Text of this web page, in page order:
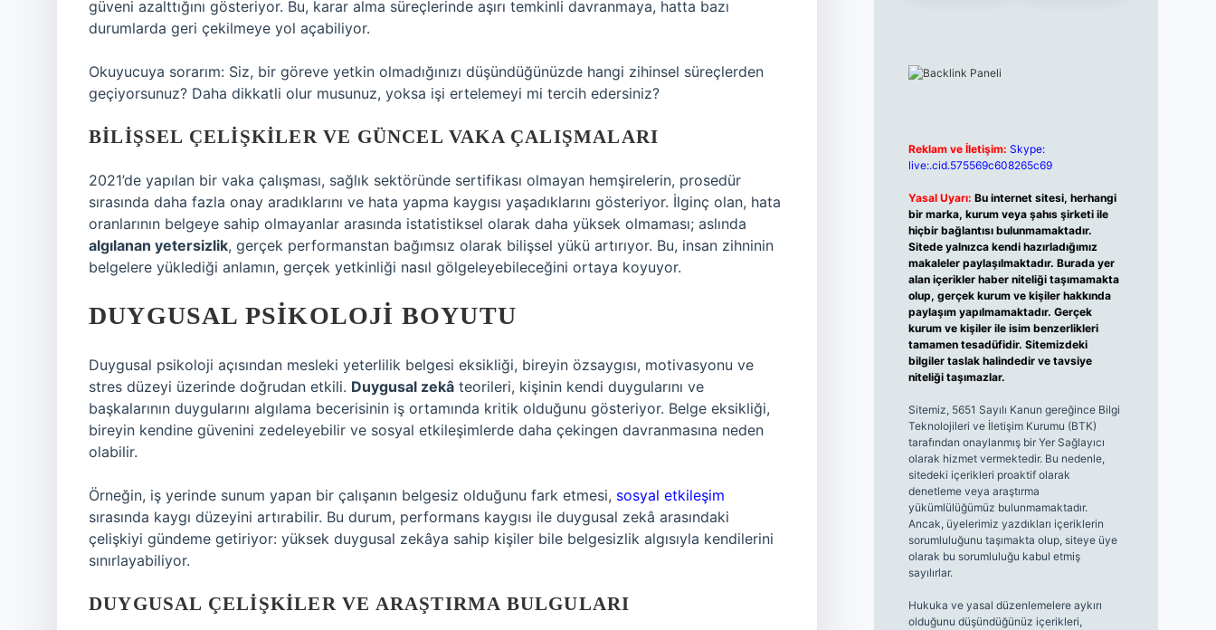
güveni azalttığını gösteriyor. Bu, karar alma süreçlerinde aşırı temkinli davranmaya, hatta bazı
durumlarda geri çekilmeye yol açabiliyor.
Okuyucuya sorarım: Siz, bir göreve yetkin olmadığınızı düşündüğünüzde hangi zihinsel süreçlerden
geçiyorsunuz? Daha dikkatli olur musunuz, yoksa işi ertelemeyi mi tercih edersiniz?
BILIŞSEL ÇELIŞKILER VE GÜNCEL VAKA ÇALIŞMALARI
2021’de yapılan bir vaka çalışması, sağlık sektöründe sertifikası olmayan hemşirelerin, prosedür
sırasında daha fazla onay aradıklarını ve hata yapma kaygısı yaşadıklarını gösteriyor. İlginç olan, hata
oranlarının belgeye sahip olmayanlar arasında istatistiksel olarak daha yüksek olmaması; aslında
algılanan yetersizlik, gerçek performanstan bağımsız olarak bilişsel yükü artırıyor. Bu, insan zihninin
belgelere yüklediği anlamın, gerçek yetkinliği nasıl gölgeleyebileceğini ortaya koyuyor.
DUYGUSAL PSIKOLOJI BOYUTU
Duygusal psikoloji açısından mesleki yeterlilik belgesi eksikliği, bireyin özsaygısı, motivasyonu ve
stres düzeyi üzerinde doğrudan etkili. Duygusal zekâ teorileri, kişinin kendi duygularını ve
başkalarının duygularını algılama becerisinin iş ortamında kritik olduğunu gösteriyor. Belge eksikliği,
bireyin kendine güvenini zedeleyebilir ve sosyal etkileşimlerde daha çekingen davranmasına neden
olabilir.
Örneğin, iş yerinde sunum yapan bir çalışanın belgesiz olduğunu fark etmesi, sosyal etkileşim
sırasında kaygı düzeyini artırabilir. Bu durum, performans kaygısı ile duygusal zekâ arasındaki
çelişkiyi gündeme getiriyor: yüksek duygusal zekâya sahip kişiler bile belgesizlik algısıyla kendilerini
sınırlayabiliyor.
DUYGUSAL ÇELIŞKILER VE ARAŞTIRMA BULGULARI
Reklam ve İletişim: Skype:
live:.cid.575569c608265c69
Yasal Uyarı: Bu internet sitesi, herhangi
bir marka, kurum veya şahıs şirketi ile
hiçbir bağlantısı bulunmamaktadır.
Sitede yalnızca kendi hazırladığımız
makaleler paylaşılmaktadır. Burada yer
alan içerikler haber niteliği taşımamakta
olup, gerçek kurum ve kişiler hakkında
paylaşım yapılmamaktadır. Gerçek
kurum ve kişiler ile isim benzerlikleri
tamamen tesadüfidir. Sitemizdeki
bilgiler taslak halindedir ve tavsiye
niteliği taşımazlar.
Sitemiz, 5651 Sayılı Kanun gereğince Bilgi
Teknolojileri ve İletişim Kurumu (BTK)
tarafından onaylanmış bir Yer Sağlayıcı
olarak hizmet vermektedir. Bu nedenle,
sitedeki içerikleri proaktif olarak
denetleme veya araştırma
yükümlülüğümüz bulunmamaktadır.
Ancak, üyelerimiz yazdıkları içeriklerin
sorumluluğunu taşımakta olup, siteye üye
olarak bu sorumluluğu kabul etmiş
sayılırlar.
Hukuka ve yasal düzenlemelere aykırı
olduğunu düşündüğünüz içerikleri,